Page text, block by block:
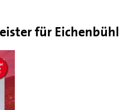
für Eichenbühl